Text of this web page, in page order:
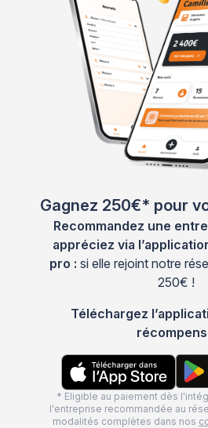
Gagnez 250€* pour
Recommandez une
appréciez via
pro : si elle rejoint notre
250€ !
Téléchargez
* Eligible au paiement dès
l'entreprise recommandée au
modalités complètes dans nos